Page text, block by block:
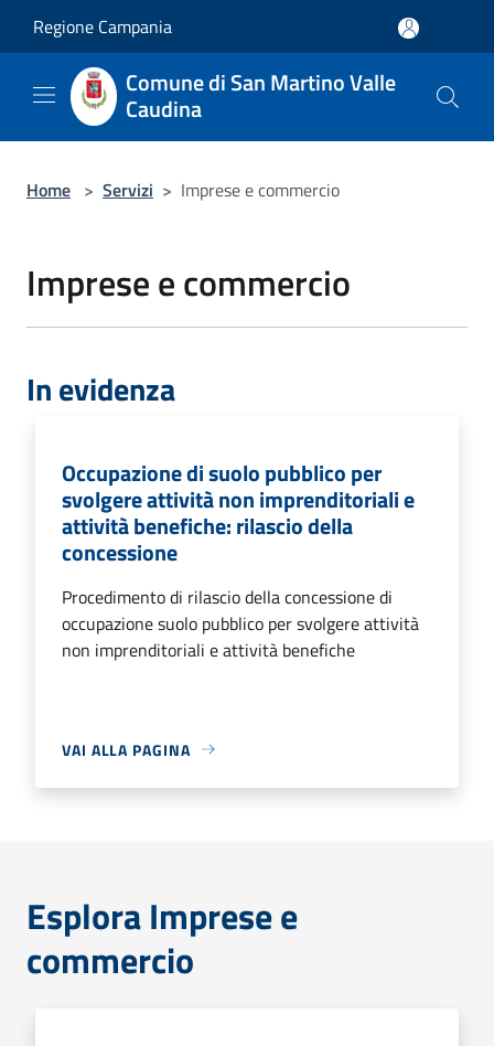
Regione Campania
Comune di San Martino Valle
Caudina
Home > Servizi > Imprese e commercio
Imprese e commercio
In evidenza
Occupazione di suolo pubblico per
svolgere attività non imprenditoriali e
attività benefiche: rilascio della
concessione
Procedimento di rilascio della concessione di
occupazione suolo pubblico per svolgere attività
non imprenditoriali e attività benefiche
VAI ALLA PAGINA
Esplora Imprese e
commercio